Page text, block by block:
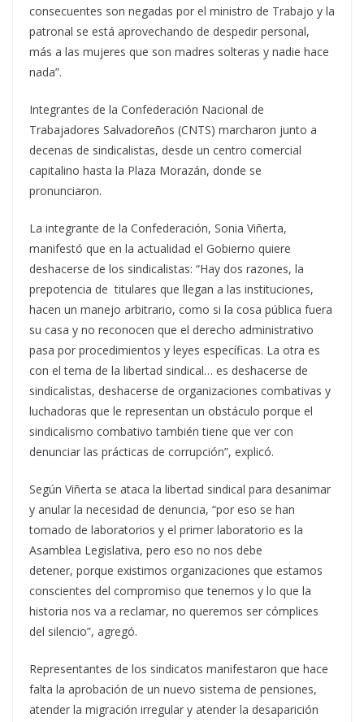
consecuentes son negadas por el ministro de Trabajo y la
patronal se está aprovechando de despedir personal,
más a las mujeres que son madres solteras y nadie hace
nada”.
Integrantes de la Confederación Nacional de
Trabajadores Salvadoreños (CNTS) marcharon junto a
decenas de sindicalistas, desde un centro comercial
capitalino hasta la Plaza Morazán, donde se
pronunciaron.
La integrante de la Confederación, Sonia Viñerta,
manifestó que en la actualidad el Gobierno quiere
deshacerse de los sindicalistas: “Hay dos razones, la
prepotencia de titulares que llegan a las instituciones,
hacen un manejo arbitrario, como si la cosa pública fuera
su casa y no reconocen que el derecho administrativo
pasa por procedimientos y leyes específicas. La otra es
con el tema de la libertad sindical… es deshacerse de
sindicalistas, deshacerse de organizaciones combativas y
luchadoras que le representan un obstáculo porque el
sindicalismo combativo también tiene que ver con
denunciar las prácticas de corrupción”, explicó.
Según Viñerta se ataca la libertad sindical para desanimar
y anular la necesidad de denuncia, “por eso se han
tomado de laboratorios y el primer laboratorio es la
Asamblea Legislativa, pero eso no nos debe
detener, porque existimos organizaciones que estamos
conscientes del compromiso que tenemos y lo que la
historia nos va a reclamar, no queremos ser cómplices
del silencio”, agregó.
Representantes de los sindicatos manifestaron que hace
falta la aprobación de un nuevo sistema de pensiones,
atender la migración irregular y atender la desaparición